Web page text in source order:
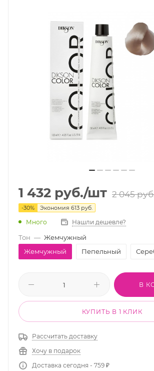
1 432 руб./шт 2 045
-30% Экономия 613 руб.
Много Нашли дешевле?
Тон — Жемчужный
Жемчужный
Пепельный
В
КУПИТЬ В 1 КЛИК
Рассчитать доставку
Хочу в подарок
Доставка сегодня - 759 ₽